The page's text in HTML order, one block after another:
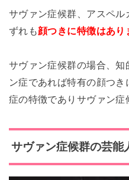
サヴァン症候群、アスペ
ずれも顔つきに特徴はあり
サヴァン症候群の場合、
ン症であれば特有の顔つ
症の特徴でありサヴァン症
サヴァン症候群の芸能